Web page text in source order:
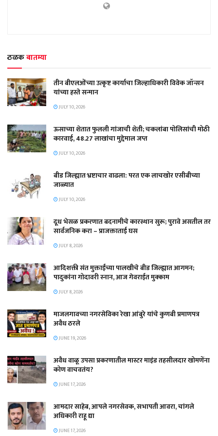
ठळकबातम्या
तीन बीएलओंच्या उत्कृष्ट कार्याचा जिल्हाधिकारी विवेक जॉन्सन
यांच्या हस्ते सन्मान
JULY 10, 2026
ऊसाच्या शेतात फुलली गांजाची शेती; चकलांबा पोलिसांची मोठी
कारवाई, 48.27 लाखांचा मुद्देमाल जप्त
JULY 10, 2026
बीड जिल्ह्यात भ्रष्टाचार वाढला: परत एक लाचखोर एसीबीच्या
जाळ्यात
JULY 10, 2026
दूध भेसळ प्रकरणात बदनामीचे कारस्थान सुरू; पुरावे असतील तर
सार्वजनिक करा – प्राजक्ताताई घस
JULY 8, 2026
आदिशक्ती संत मुक्ताईंच्या पालखीचे बीड जिल्ह्यात आगमन;
पादुकांना गोदावरी स्नान, आज गेवराईत मुक्काम
JULY 8, 2026
माजलगावच्या नगरसेविका रेखा आंबुरे यांचे कुणबी प्रमाणपत्र
अवैध ठरले
JUNE 19, 2026
अवैध वाळू उपसा प्रकरणातील मास्टर माइंड तहसीलदार खोमणेंना
कोण वाचवतंय?
JUNE 17, 2026
आमदार साहेब, आपले नगरसेवक, सभापती आवरा, चांगले
अधिकारी राहू द्या
JUNE 17, 2026